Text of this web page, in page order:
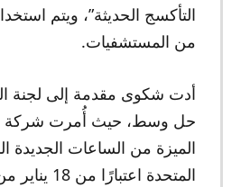
التأكسج الحديثة”، ويتم
من المستشفيات.
أدت شكوى مقدمة إلى لجنة
الميزة من الساعات الجديدة
المتحدة